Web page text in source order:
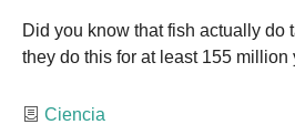
Did you know that fish actually do
they do this for at least 155 million
Category
Ciencia